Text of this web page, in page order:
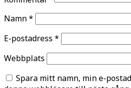
Namn*
E-postadress *
Webbplats
Spara mitt namn, min e-